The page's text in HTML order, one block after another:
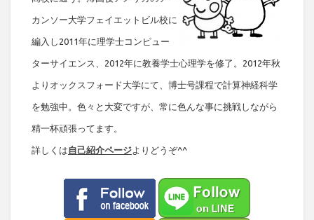
カンソー大学フェイエットビル校に
編入し2011年に理学士コンピュー
ターサイエンス、2012年に教養学士心理学を修了。2012年秋
よりオックスフォード大学にて、博士号課程で計算神経科学
を勉強中。色々と大変ですが、常に色んな事に挑戦しながら
精一杯頑張ってます。
詳しくは自己紹介ページよりどうぞ^^